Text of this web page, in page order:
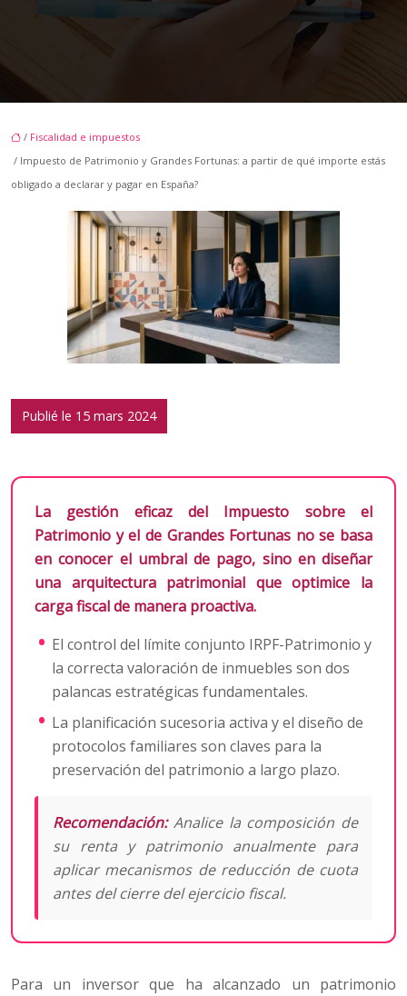
/ Fiscalidad e impuestos
/ Impuesto de Patrimonio y Grandes Fortunas: a partir de qué importe estás
obligado a declarar y pagar en España?
Publié le 15 mars 2024
La gestión eficaz del Impuesto sobre el
Patrimonio y el de Grandes Fortunas no se basa
en conocer el umbral de pago, sino en diseñar
una arquitectura patrimonial que optimice la
carga fiscal de manera proactiva.
El control del límite conjunto IRPF-Patrimonio y
la correcta valoración de inmuebles son dos
palancas estratégicas fundamentales.
La planificación sucesoria activa y el diseño de
protocolos familiares son claves para la
preservación del patrimonio a largo plazo.
Recomendación:Analice la composición de
su renta y patrimonio anualmente para
aplicar mecanismos de reducción de cuota
antes del cierre del ejercicio fiscal.
Para un inversor que ha alcanzado un patrimonio